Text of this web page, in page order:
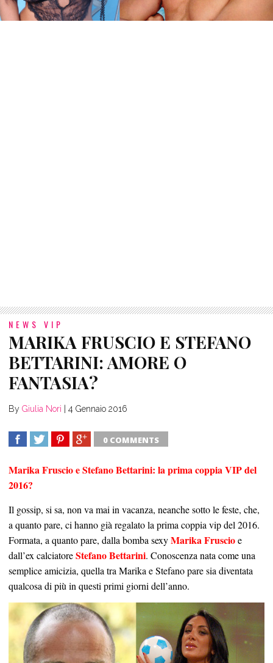
NEWS VIP
MARIKA FRUSCIO E STEFANO
BETTARINI: AMORE O
FANTASIA?
By Giulia Nori 4 Gennaio 2016
0 COMMENTS
Marika Fruscio e Stefano Bettarini: la prima coppia VIP del
2016?
Il gossip, si sa, non va mai in vacanza, neanche sotto le feste, che,
a quanto pare, ci hanno già regalato la prima coppia vip del 2016.
Formata, a quanto pare, dalla bomba sexyMarika Fruscioe
dall’ex calciatoreStefano Bettarini. Conoscenza nata come una
semplice amicizia, quella tra Marika e Stefano pare sia diventata
qualcosa di più in questi primi giorni dell’anno.